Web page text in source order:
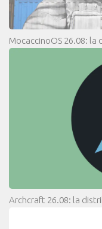
MocaccinoOS 26.08:
Archcraft 26.08: la